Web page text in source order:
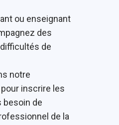
ou enseignant
des
de
notre
inscrire les
besoin de
de la